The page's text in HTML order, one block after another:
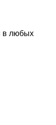
в любых